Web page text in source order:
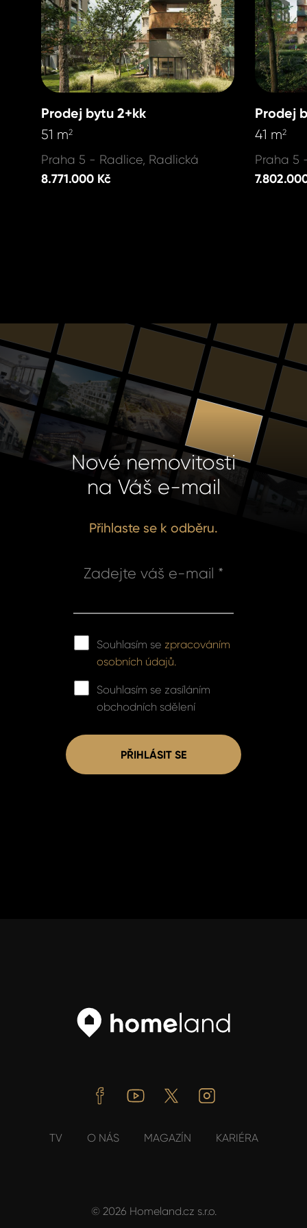
Prodej bytu 2+kk
51 m2
Praha 5 - Radlice, Radlická
8.771.000 Kč
Prodej
41 m2
Praha 5
Nové nemovitosti
na Váš e-mail
Přihlaste se k odběru.
Zadejte váš e-mail *
Souhlasím se zpracováním
osobních údajů.
Souhlasím se zasíláním
obchodních sdělení
PŘIHLÁSIT SE
FacebookYoutube Twitter
TV O NÁS MAGAZÍN KARIÉRA
© 2026 Homeland.cz s.r.o.